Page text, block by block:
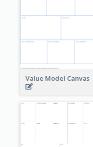
Value Model Canvas